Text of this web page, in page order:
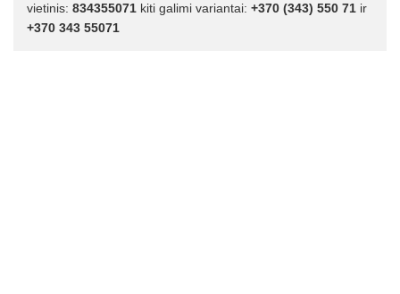
vietinis: 834355071 kiti galimi variantai: +370 (343) 550 71 ir
+370 343 55071